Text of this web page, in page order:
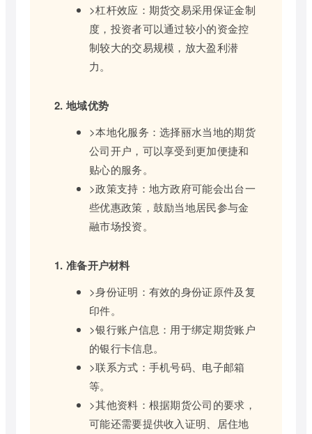
>杠杆效应：期货交易采用保证金制
度，投资者可以通过较小的资金控
制较大的交易规模，放大盈利潜
力。
2. 地域优势
>本地化服务：选择丽水当地的期货
公司开户，可以享受到更加便捷和
贴心的服务。
>政策支持：地方政府可能会出台一
些优惠政策，鼓励当地居民参与金
融市场投资。
1. 准备开户材料
>身份证明：有效的身份证原件及复
印件。
>银行账户信息：用于绑定期货账户
的银行卡信息。
>联系方式：手机号码、电子邮箱
等。
>其他资料：根据期货公司的要求，
可能还需要提供收入证明、居住地